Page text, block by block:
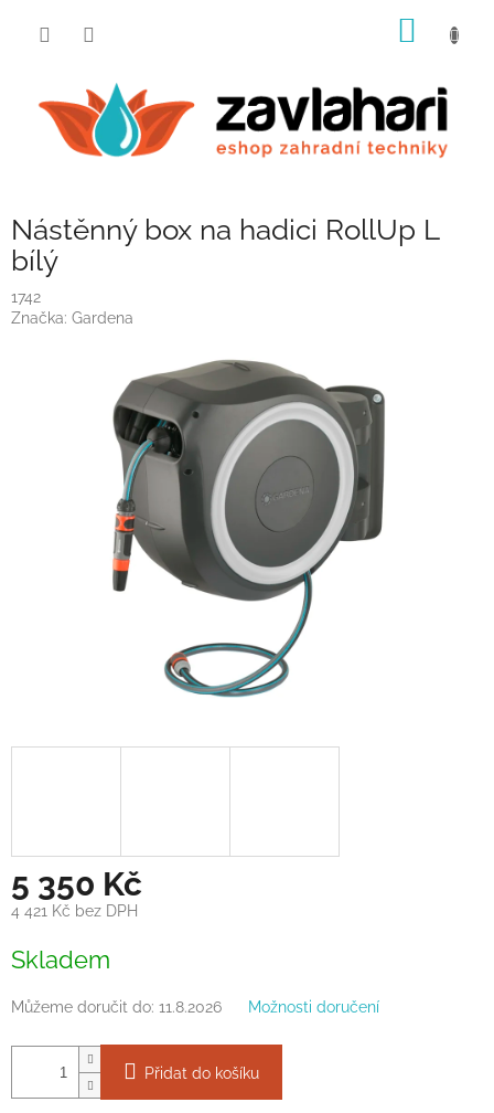
Nástěnný box na hadici RollUp L
bílý
1742
Značka: Gardena
5 350 Kč
4 421 Kč bez DPH
cena:
Skladem
Můžeme doručit do: 11.8.2026 Možnosti doručení
Přidat do košíku